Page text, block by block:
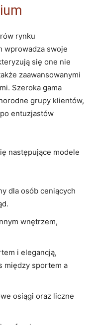
rynku
wprowadza swoje
się one nie
zaawansowanymi
Szeroka gama
grupy klientów,
entuzjastów
następujące modele
dla osób ceniących
wnętrzem,
i elegancją,
między sportem a
osiągi oraz liczne